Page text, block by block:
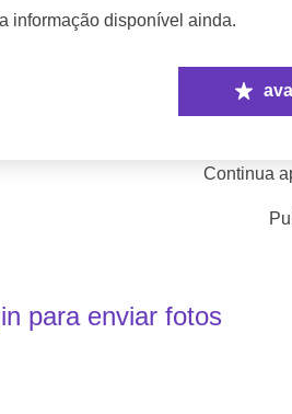
informação disponível ainda.
Continua
para enviar fotos